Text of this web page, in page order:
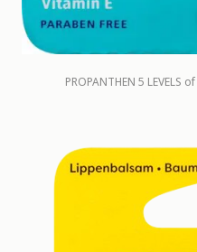
PROPANTHEN 5 LEVELS